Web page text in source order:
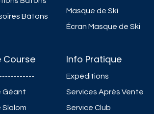
Course
Géant
Slalom
Info Pratique
Expéditions
Services Après Vente
Service Club
Bâtons
Masque de Ski
Écran Masque de Ski